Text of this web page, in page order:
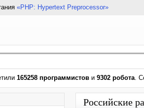
«PHP: Hypertext Preprocessor»
165258 программистов и 9302 робота.
Российские